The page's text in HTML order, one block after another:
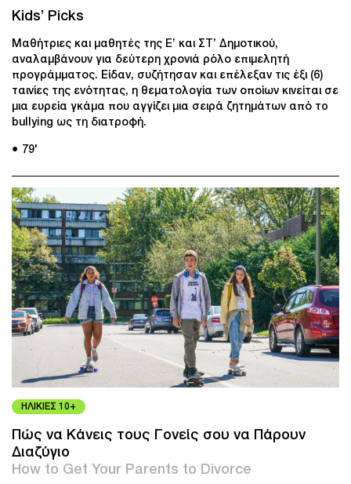
Kids’ Picks
Μαθήτριες και μαθητές της E’ και ΣΤ’ Δημοτικού,
αναλαμβάνουν για δεύτερη χρονιά ρόλο επιμελητή
προγράμματος. Είδαν, συζήτησαν και επέλεξαν τις έξι (6)
ταινίες της ενότητας, η θεματολογία των οποίων κινείται σε
μια ευρεία γκάμα που αγγίζει μια σειρά ζητημάτων από τo
bullying ως τη διατροφή.
● 79'
ΗΛΙΚΙΕΣ 10+
Πώς να Κάνεις τους Γονείς σου να Πάρουν
Διαζύγιο
How to Get Your Parents to Divorce